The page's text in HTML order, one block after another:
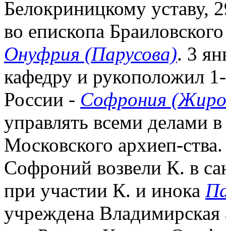
Белокриницкому уставу,
во епископа
Онуфрия (Парусова). 3
кафедру и рукоположил
России - Софрония
управлять всеми делами
Московского архиеп-
Софроний возвели К. в
при участии К. и инока
учреждена Владимирская